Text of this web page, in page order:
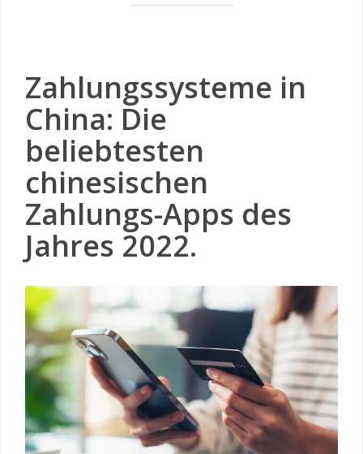
Zahlungssysteme in
China: Die
beliebtesten
chinesischen
Zahlungs-Apps des
Jahres 2022.